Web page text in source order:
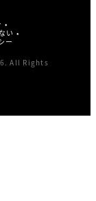
い
ー
All Rights